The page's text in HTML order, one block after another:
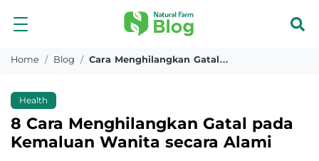
Home Blog Cara Menghilangkan Gatal Pada Kemaluan Wanita Secara Alami
Health
8 Cara Menghilangkan Gatal pada
Kemaluan Wanita secara Alami